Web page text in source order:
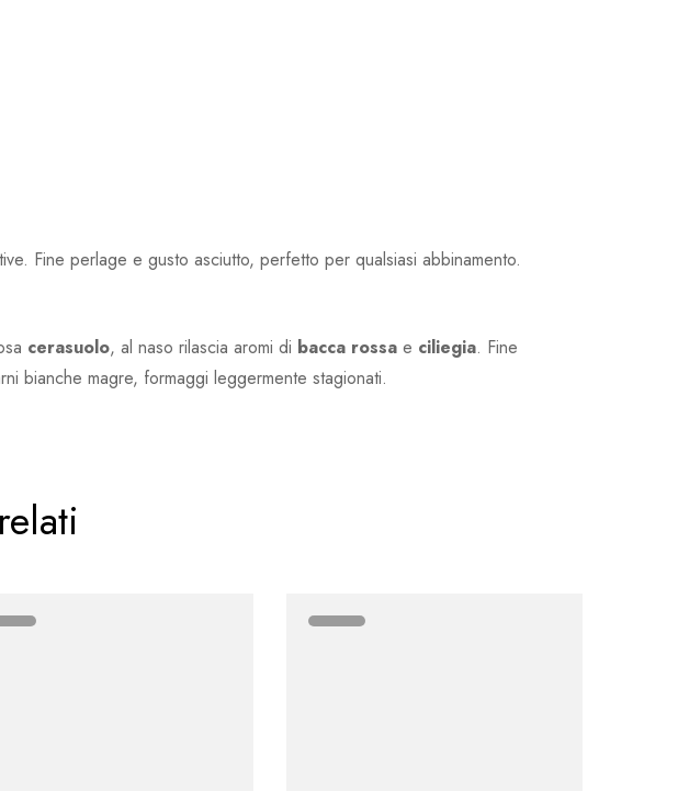
. Fine perlage e gusto asciutto, perfetto per qualsiasi abbinamento.
cerasuolo, al naso rilascia aromi di bacca rossa e ciliegia. Fine
bianche magre, formaggi leggermente stagionati.